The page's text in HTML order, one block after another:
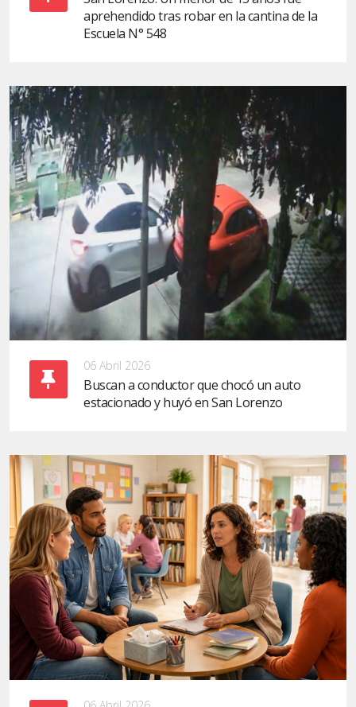
aprehendido tras robar en la cantina de la
Escuela N° 548
06 Abril 2026
Buscan a conductor que chocó un auto
estacionado y huyó en San Lorenzo